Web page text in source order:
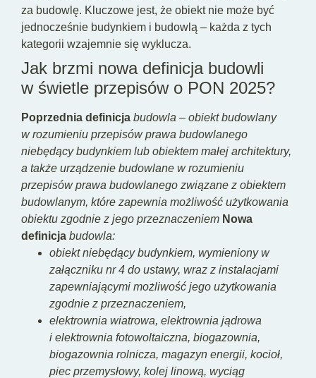
za budowlę. Kluczowe jest, że obiekt nie może być
jednocześnie budynkiem i budowlą – każda z tych
kategorii wzajemnie się wyklucza.
Jak brzmi nowa definicja budowli
w świetle przepisów o PON 2025?
Poprzednia definicja budowla – obiekt budowlany
w rozumieniu przepisów prawa budowlanego
niebędący budynkiem lub obiektem małej architektury,
a także urządzenie budowlane w rozumieniu
przepisów prawa budowlanego związane z obiektem
budowlanym, które zapewnia możliwość użytkowania
obiektu zgodnie z jego przeznaczeniem Nowa
definicja budowla:
obiekt niebędący budynkiem, wymieniony w
załączniku nr 4 do ustawy, wraz z instalacjami
zapewniającymi możliwość jego użytkowania
zgodnie z przeznaczeniem,
elektrownia wiatrowa, elektrownia jądrowa
i elektrownia fotowoltaiczna, biogazownia,
biogazownia rolnicza, magazyn energii, kocioł,
piec przemysłowy, kolej linową, wyciąg